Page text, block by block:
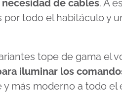
de cables. A
por todo el habitáculo y
tope de gama el
iluminar los
más moderno a todo